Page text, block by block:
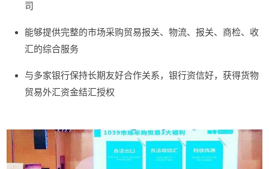
司
能够提供完整的市场采购贸易报关、物流、报关、商检、收
汇的综合服务
与多家银行保持长期友好合作关系，银行资信好，获得货物
贸易外汇资金结汇授权